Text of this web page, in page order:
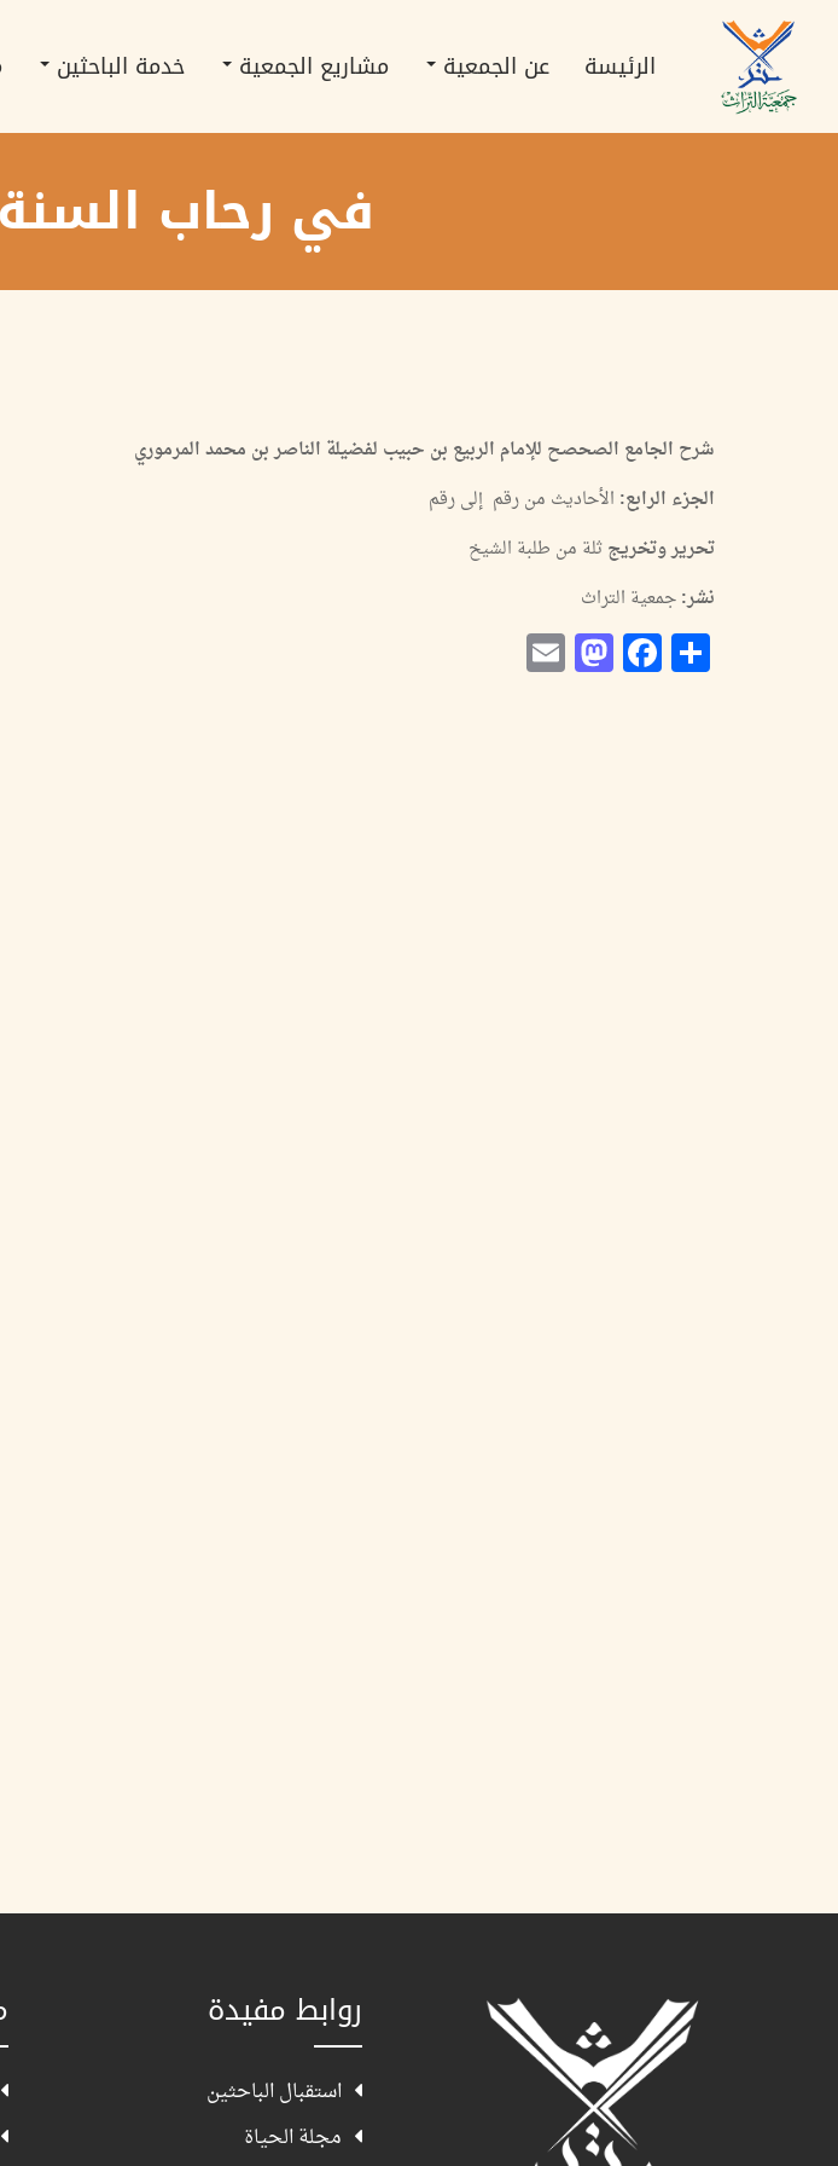
الرئيسي navigation
الرئيسة عن الجمعية مشاريع الجمعية خدمة الباحثين
في رحاب السنة
شرح الجامع الصحصح للإمام الربيع بن حبيب لفضيلة الناصر بن محمد المرموري
الجزء الرابع: الأحاديث من رقم إلى رقم
تحرير وتخريجثلة من طلبة الشيخ
نشر:جمعية التراث
Share
Facebook
Mastodon
روابط مفيدة
استقبال الباحثين
مجلة الحياة